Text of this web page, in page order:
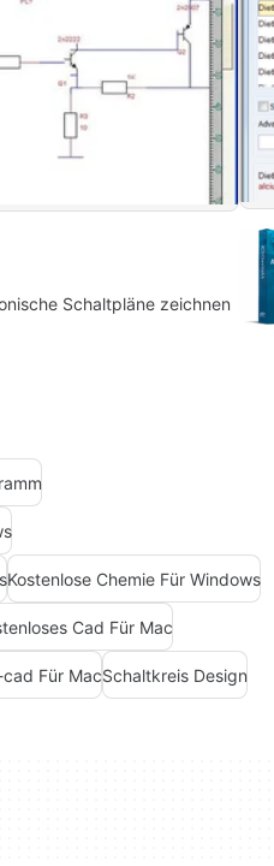
Schaltpläne zeichnen
Kostenlose Chemie Für Windows
Cad Für Mac
Für MacSchaltkreis Design